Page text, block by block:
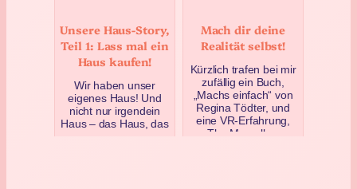
Unsere Haus-Story,
Teil 1: Lass mal ein
Haus kaufen!
Wir haben unser
eigenes Haus! Und
nicht nur irgendein
Haus – das Haus, das
April 25, 2023
Mach dir deine
Realität selbst!
Kürzlich trafen bei mir
zufällig ein Buch,
„Machs einfach“ von
Regina Tödter, und
eine VR-Erfahrung,
„The Marvellous